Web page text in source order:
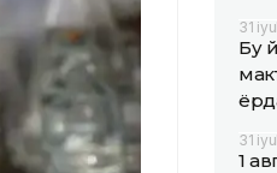
31
Бу
31
1